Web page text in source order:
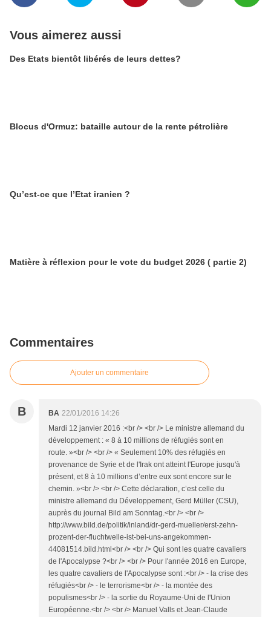
Vous aimerez aussi
Des Etats bientôt libérés de leurs dettes?
Blocus d'Ormuz: bataille autour de la rente pétrolière
Qu’est-ce que l’Etat iranien ?
Matière à réflexion pour le vote du budget 2026 ( partie 2)
Commentaires
Ajouter un commentaire
B BA 22/01/2016 14:26
Mardi 12 janvier 2016 :<br /> <br /> Le ministre allemand du
développement : « 8 à 10 millions de réfugiés sont en
route. »<br /> <br /> « Seulement 10% des réfugiés en
provenance de Syrie et de l'Irak ont atteint l'Europe jusqu'à
présent, et 8 à 10 millions d’entre eux sont encore sur le
chemin. »<br /> <br /> Cette déclaration, c’est celle du
ministre allemand du Développement, Gerd Müller (CSU),
auprès du journal Bild am Sonntag.<br /> <br />
http://www.bild.de/politik/inland/dr-gerd-mueller/erst-zehn-
prozent-der-fluchtwelle-ist-bei-uns-angekommen-
44081514.bild.html<br /> <br /> Qui sont les quatre cavaliers
de l'Apocalypse ?<br /> <br /> Pour l'année 2016 en Europe,
les quatre cavaliers de l'Apocalypse sont :<br /> - la crise des
réfugiés<br /> - le terrorisme<br /> - la montée des
populismes<br /> - la sortie du Royaume-Uni de l'Union
Européenne.<br /> <br /> Manuel Valls et Jean-Claude